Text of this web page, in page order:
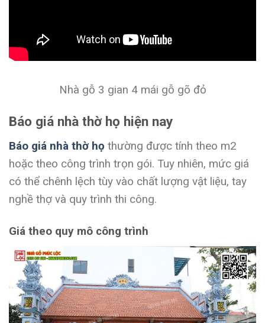
Nhà gỗ 3 gian 4 mái gỗ gõ đỏ
Báo giá nhà thờ họ hiện nay
Báo giá nhà thờ họ thường được tính theo m2
hoặc theo công trình trọn gói. Tuy nhiên, mức giá
có thể chênh lệch tùy vào chất lượng vật liệu, tay
nghề thợ và quy trình thi công.
Giá theo quy mô công trình